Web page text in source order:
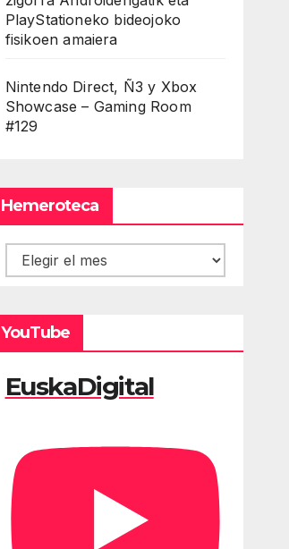
PlayStationeko bideojoko
fisikoen amaiera
Nintendo Direct, Ñ3 y Xbox
Showcase – Gaming Room
#129
Hemeroteca
Hemeroteca
YouTube
EuskaDigital